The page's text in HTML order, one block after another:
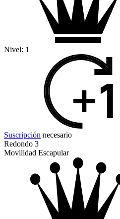
Nivel: 1
Suscripción necesario
Redondo 3
Movilidad Escapular